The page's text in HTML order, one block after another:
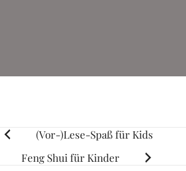
Posts
navigation
(Vor-)Lese-Spaß für Kids
Feng Shui für Kinder